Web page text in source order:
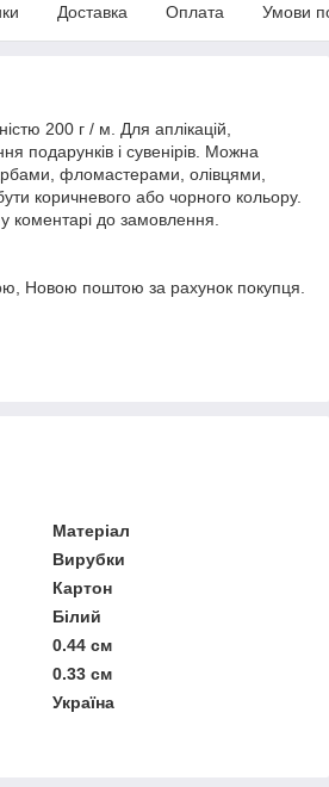
Доставка Оплата Умови
200 г / м. Для аплікацій,
подарунків і сувенірів. Можна
фломастерами, олівцями,
коричневого або чорного кольору.
коментарі до замовлення.
Новою поштою за рахунок покупця.
Матеріал
Вирубки
Картон
Білий
0.44 см
0.33 см
Україна